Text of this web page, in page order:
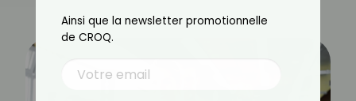
Ainsi que la newsletter promotionnelle
de CROQ.